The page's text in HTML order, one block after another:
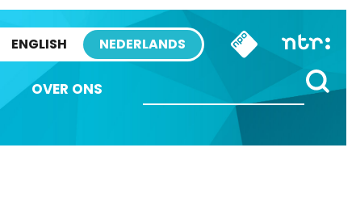
ENGLISH NEDERLANDS
OVER ONS